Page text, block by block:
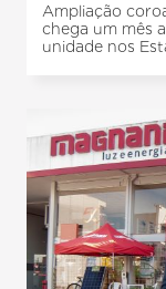
Ampliação
chega um mês
unidade nos